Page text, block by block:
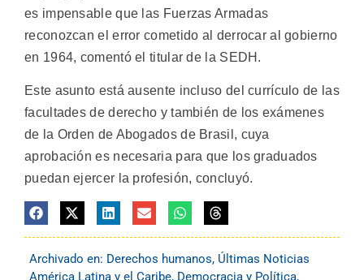
es impensable que las Fuerzas Armadas
reconozcan el error cometido al derrocar al gobierno
en 1964, comentó el titular de la SEDH.
Este asunto está ausente incluso del currículo de las
facultades de derecho y también de los exámenes
de la Orden de Abogados de Brasil, cuya
aprobación es necesaria para que los graduados
puedan ejercer la profesión, concluyó.
Archivado en: Derechos humanos, Últimas Noticias
América Latina y el Caribe, Democracia y Política,